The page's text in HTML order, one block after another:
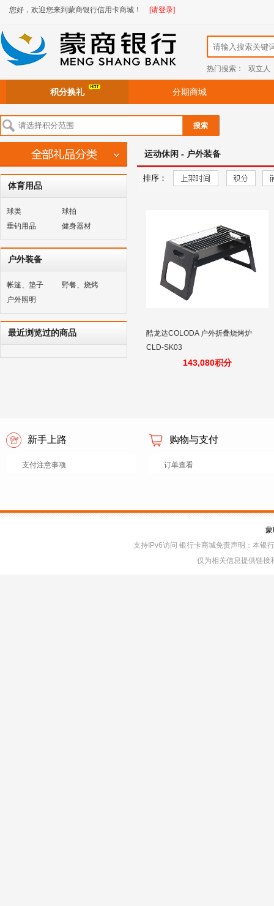
您好，欢迎您来到蒙商银行信用卡商城！ [请登录]
热门搜索： 双立人
积分换礼 分期商城
搜索
体育用品
球类
球拍
垂钓用品
健身器材
户外装备
帐篷、垫子
野餐、烧烤
户外照明
最近浏览过的商品
运动休闲 - 户外装备
排序：
酷龙达COLODA 户外折叠烧烤炉
CLD-SK03
143,080积分
新手上路
支付注意事项
购物与支付
订单查看
支持IPv6访问 银行卡商城免责声明：本银
仅为相关信息提供链接